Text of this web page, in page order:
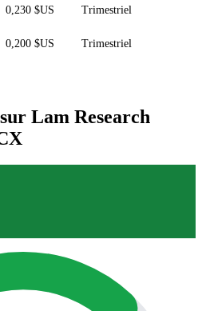
0,230 $US Trimestriel
0,200 $US Trimestriel
Lam Research